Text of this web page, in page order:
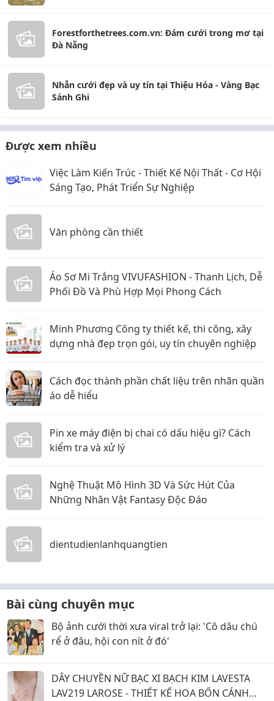
Forestforthetrees.com.vn: Đám cưới trong mơ tại
Đà Nẵng
Nhẫn cưới đẹp và uy tín tại Thiệu Hóa - Vàng Bạc
Sánh Ghi
Được xem nhiều
Việc Làm Kiến Trúc - Thiết Kế Nội Thất - Cơ Hội
Sáng Tạo, Phát Triển Sự Nghiệp
Văn phòng cần thiết
Áo Sơ Mi Trắng VIVUFASHION - Thanh Lịch, Dễ
Phối Đồ Và Phù Hợp Mọi Phong Cách
Minh Phương Công ty thiết kế, thi công, xây
dựng nhà đẹp trọn gói, uy tín chuyên nghiệp
Cách đọc thành phần chất liệu trên nhãn quần
áo dễ hiểu
Pin xe máy điện bị chai có dấu hiệu gì? Cách
kiểm tra và xử lý
Nghệ Thuật Mô Hình 3D Và Sức Hút Của
Những Nhân Vật Fantasy Độc Đáo
dientudienlanhquangtien
Bài cùng chuyên mục
Bộ ảnh cưới thời xưa viral trở lại: 'Cô dâu chú
rể ở đâu, hội con nít ở đó'
DÂY CHUYỀN NỮ BẠC XI BẠCH KIM LAVESTA
LAV219 LAROSE - THIẾT KẾ HOA BỐN CÁNH